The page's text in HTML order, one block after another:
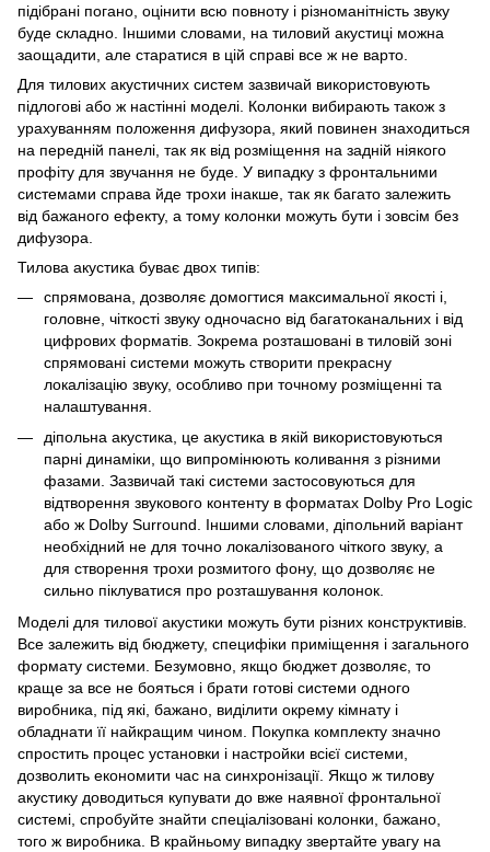
підібрані погано, оцінити всю повноту і різноманітність звуку
буде складно. Іншими словами, на тиловий акустиці можна
заощадити, але старатися в цій справі все ж не варто.
Для тилових акустичних систем зазвичай використовують
підлогові або ж настінні моделі. Колонки вибирають також з
урахуванням положення дифузора, який повинен знаходиться
на передній панелі, так як від розміщення на задній ніякого
профіту для звучання не буде. У випадку з фронтальними
системами справа йде трохи інакше, так як багато залежить
від бажаного ефекту, а тому колонки можуть бути і зовсім без
дифузора.
Тилова акустика буває двох типів:
спрямована, дозволяє домогтися максимальної якості і,
головне, чіткості звуку одночасно від багатоканальних і від
цифрових форматів. Зокрема розташовані в тиловій зоні
спрямовані системи можуть створити прекрасну
локалізацію звуку, особливо при точному розміщенні та
налаштування.
діпольна акустика, це акустика в якій використовуються
парні динаміки, що випромінюють коливання з різними
фазами. Зазвичай такі системи застосовуються для
відтворення звукового контенту в форматах Dolby Pro Logic
або ж Dolby Surround. Іншими словами, діпольний варіант
необхідний не для точно локалізованого чіткого звуку, а
для створення трохи розмитого фону, що дозволяє не
сильно піклуватися про розташування колонок.
Моделі для тилової акустики можуть бути різних конструктивів.
Все залежить від бюджету, специфіки приміщення і загального
формату системи. Безумовно, якщо бюджет дозволяє, то
краще за все не бояться і брати готові системи одного
виробника, під які, бажано, виділити окрему кімнату і
обладнати її найкращим чином. Покупка комплекту значно
спростить процес установки і настройки всієї системи,
дозволить економити час на синхронізації. Якщо ж тилову
акустику доводиться купувати до вже наявної фронтальної
системі, спробуйте знайти спеціалізовані колонки, бажано,
того ж виробника. В крайньому випадку звертайте увагу на